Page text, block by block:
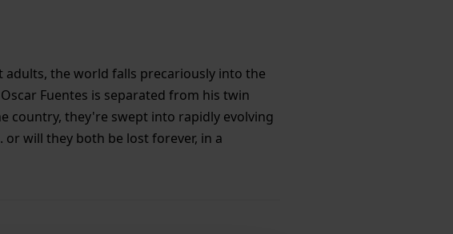
adults, the world falls precariously into the
Fuentes is separated from his twin
country, they're swept into rapidly evolving
or will they both be lost forever, in a